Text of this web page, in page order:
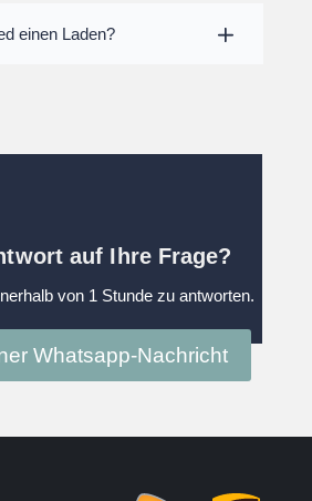
einen Laden?
auf Ihre Frage?
von 1 Stunde zu antworten.
Whatsapp-Nachricht